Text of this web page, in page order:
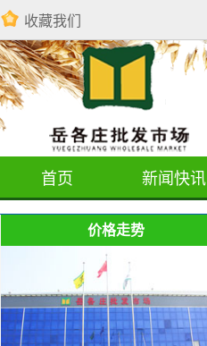
收藏我们
首页 新闻快讯
价格走势